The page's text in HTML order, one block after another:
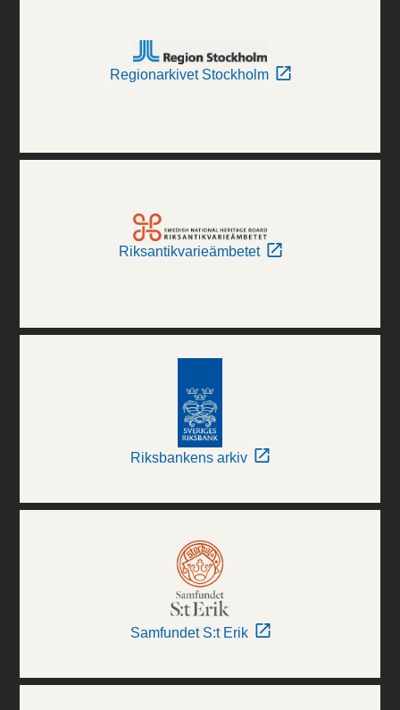
Regionarkivet Stockholm
Riksantikvarieämbetet
Riksbankens arkiv
Samfundet S:t Erik